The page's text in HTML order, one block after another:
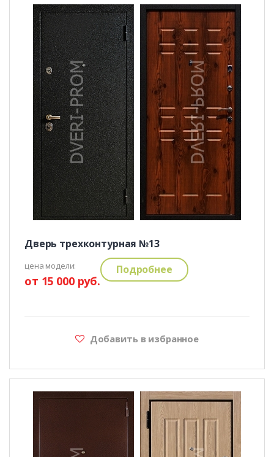
Дверь трехконтурная №13
цена модели:
от 15 000 руб.
Подробнее
Добавить в избранное